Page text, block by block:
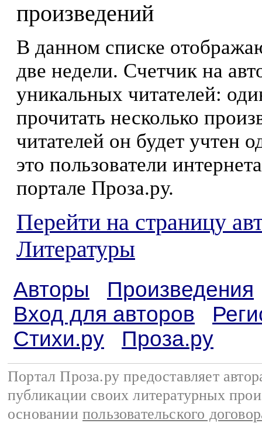
произведений
В данном списке
две недели. Счетчик на
уникальных читателей:
прочитать несколько
читателей он будет учтен
это пользователи
портале Проза.ру.
Перейти на страницу
Литературы
Авторы
Произведения
Вход для авторов
Стихи.ру
Проза.ру
Портал Проза.ру предоставляет
публикации своих литературных
основании пользовательского